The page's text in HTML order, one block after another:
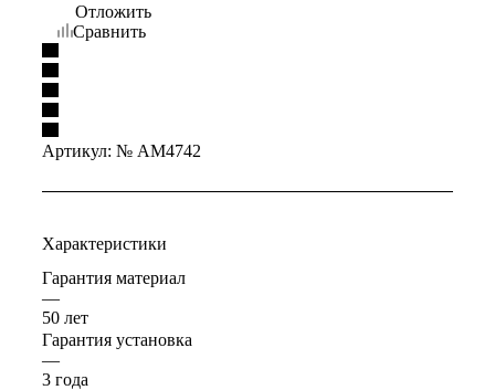
Отложить
Сравнить
Артикул: № AM4742
Характеристики
Гарантия материал
—
50 лет
Гарантия установка
—
3 года